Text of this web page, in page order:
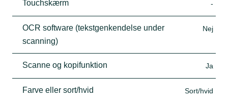
Touchskærm -
OCR software (tekstgenkendelse under
scanning)
Nej
Scanne og kopifunktion Ja
Farve eller sort/hvid Sort/hvid